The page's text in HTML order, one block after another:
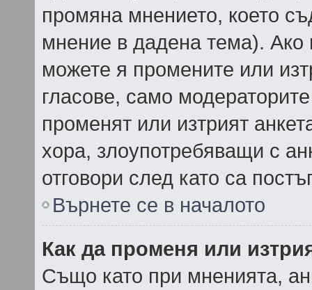
промяна мнението, което
мнение в дадена тема). Ако
можете я промените или
гласове, само
променят или изтрият
хора, злоупотребяващи с
отговори след като са
Върнете се в началото
Как да променя или
Също като при мненията,